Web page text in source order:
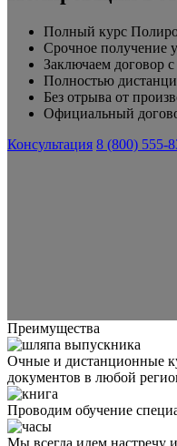
Полный курс
Срочное получение
Заключаем договор
Полностью
Без отрыва от
Официальный
Консультация 8 (800) 555-
Преимущества
Очные и дистанционные
документов в любой
Проводим обучение
Мы всегда идем настречу